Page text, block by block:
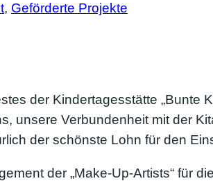
, Geförderte Projekte
der Kindertagesstätte „Bunte
unsere Verbundenheit mit der
der schönste Lohn für den
der „Make-Up-Artists“ für